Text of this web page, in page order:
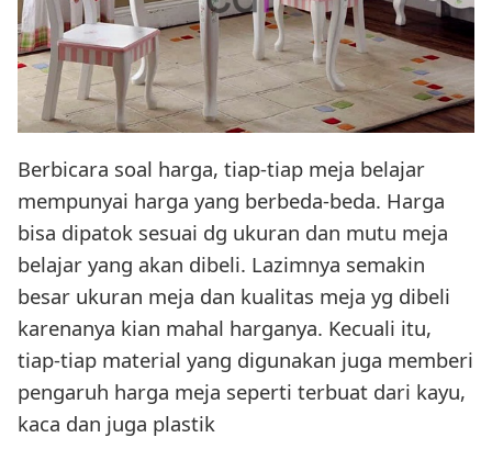
Berbicara soal harga, tiap-tiap meja belajar
mempunyai harga yang berbeda-beda. Harga
bisa dipatok sesuai dg ukuran dan mutu meja
belajar yang akan dibeli. Lazimnya semakin
besar ukuran meja dan kualitas meja yg dibeli
karenanya kian mahal harganya. Kecuali itu,
tiap-tiap material yang digunakan juga memberi
pengaruh harga meja seperti terbuat dari kayu,
kaca dan juga plastik